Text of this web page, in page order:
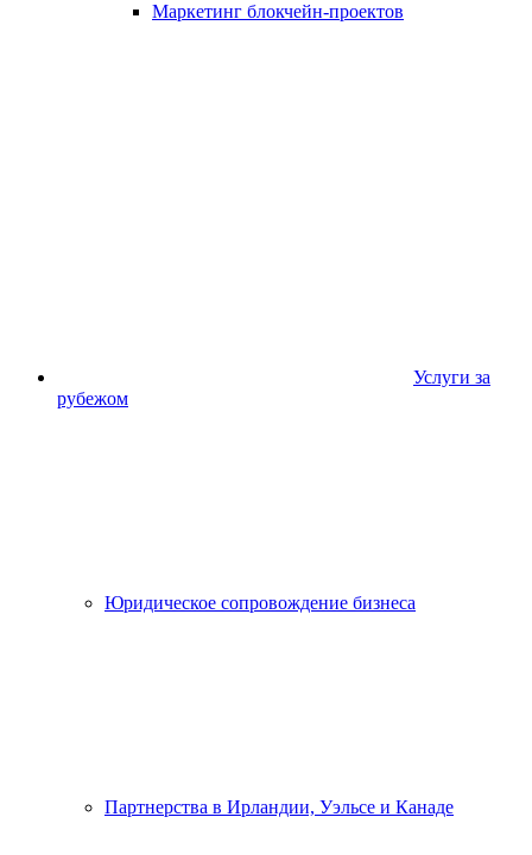
Маркетинг блокчейн-проектов
Услуги за
рубежом
Юридическое сопровождение бизнеса
Партнерства в Ирландии, Уэльсе и Канаде